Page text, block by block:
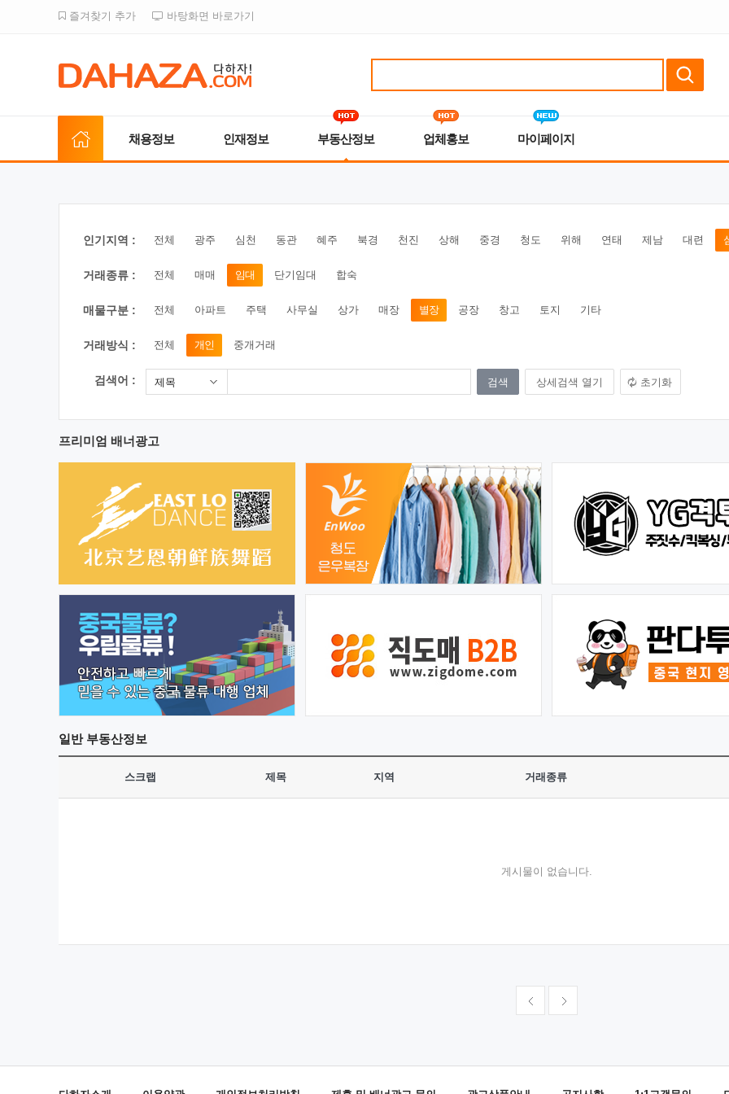
즐겨찾기 추가 바탕화면 바로가기
채용정보 인재정보 부동산정보 업체홍보 마이페이지
인기지역 : 전체 광주 심천 동관 혜주 북경 천진 상해 중경 청도 위해 연태 제남 대련
거래종류 : 전체 매매 임대 단기임대 합숙
매물구분 : 전체 아파트 주택 사무실 상가 매장 별장 공장 창고 토지 기타
거래방식 : 전체 개인 중개거래
검색어 : 제목 상세검색 열기 초기화
프리미엄 배너광고
일반부동산정보
스크랩 제목 지역 거래종류
게시물이 없습니다.